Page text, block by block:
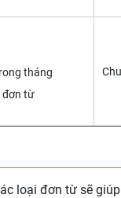
tháng
đơn từ
loại đơn từ sẽ